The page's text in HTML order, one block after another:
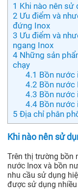
1 Khi nào nên sử
2 Ưu điểm và
đứng Inox
3 Ưu điểm và
ngang Inox
4 Những sản
chạy
4.1 Bồn nước
4.2 Bồn nước
4.3 Bồn nước
4.4Bồn nước
5 Địa chỉ phân
Khi nào nên sử
Trên thị trường bồn
nước Inox và bồn
nhu cầu sử dụng
được sử dụng